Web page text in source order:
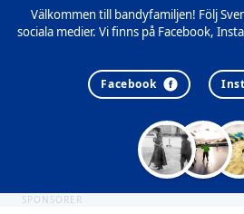
Välkommen till bandyfamiljen! Följ
sociala medier. Vi finns på Facebook,
Facebook
SPONSORER